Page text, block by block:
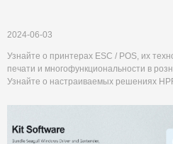
2024-06-03
Узнайте о принтерах ESC / POS, их
печати и многофункциональности в
Узнайте о настраиваемых решениях